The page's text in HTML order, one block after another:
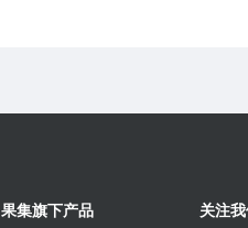
果集旗下产品 关注